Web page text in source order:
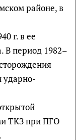
районе, в
г. в ее
В период 1982–
ударно-
ТКЗ при ПГО